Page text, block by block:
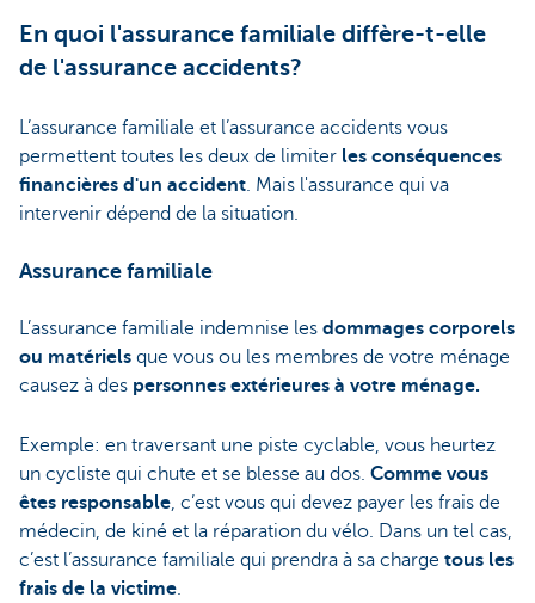
En quoi l'assurance familiale diffère-t-elle
de l'assurance accidents?
L’assurance familiale et l’assurance accidents vous
permettent toutes les deux de limiter les conséquences
financières d'un accident. Mais l'assurance qui va
intervenir dépend de la situation.
Assurance familiale
L’assurance familiale indemnise les dommages corporels
ou matériels que vous ou les membres de votre ménage
causez à des personnes extérieures à votre ménage.
Exemple: en traversant une piste cyclable, vous heurtez
un cycliste qui chute et se blesse au dos. Comme vous
êtes responsable, c’est vous qui devez payer les frais de
médecin, de kiné et la réparation du vélo. Dans un tel cas,
c’est l’assurance familiale qui prendra à sa charge tous les
frais de la victime.